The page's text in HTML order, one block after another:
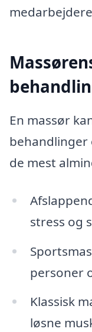
En massør
behandlinger
de mest
stress og
personer
Klassisk
løsne